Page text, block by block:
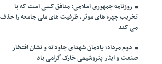
روزنامه جمهوری اسلامی: منافق کسی است که با
تخریب چهره های موثر، ظرفیت های ملی جامعه را حذف
می کند
دوم مرداد؛ یادمان شهدای جاودانه و نشان افتخار
صنعت و ایثار پتروشیمی خارک گرامی باد